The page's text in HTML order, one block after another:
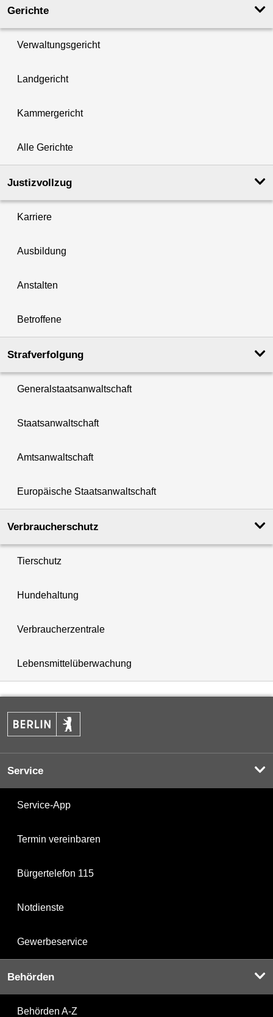
Gerichte
Verwaltungsgericht
Landgericht
Kammergericht
Alle Gerichte
Justizvollzug
Karriere
Ausbildung
Anstalten
Betroffene
Strafverfolgung
Generalstaatsanwaltschaft
Staatsanwaltschaft
Amtsanwaltschaft
Europäische Staatsanwaltschaft
Verbraucherschutz
Tierschutz
Hundehaltung
Verbraucherzentrale
Lebensmittelüberwachung
Service
Service-App
Termin vereinbaren
Bürgertelefon 115
Notdienste
Gewerbeservice
Behörden
Behörden A-Z